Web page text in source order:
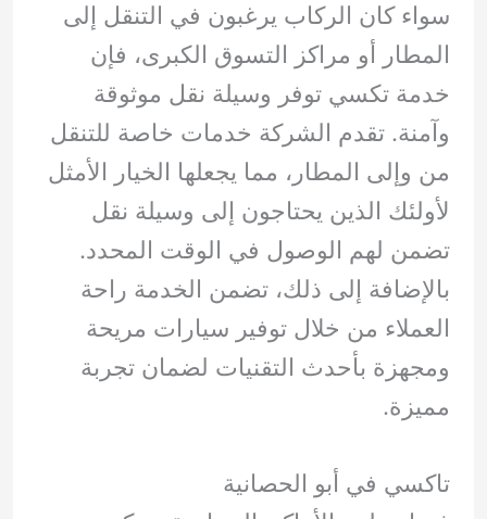
سواء كان الركاب يرغبون في التنقل إلى
المطار أو مراكز التسوق الكبرى، فإن
خدمة تكسي توفر وسيلة نقل موثوقة
وآمنة. تقدم الشركة خدمات خاصة للتنقل
من وإلى المطار، مما يجعلها الخيار الأمثل
لأولئك الذين يحتاجون إلى وسيلة نقل
تضمن لهم الوصول في الوقت المحدد.
بالإضافة إلى ذلك، تضمن الخدمة راحة
العملاء من خلال توفير سيارات مريحة
ومجهزة بأحدث التقنيات لضمان تجربة
مميزة.
تاكسي في أبو الحصانية